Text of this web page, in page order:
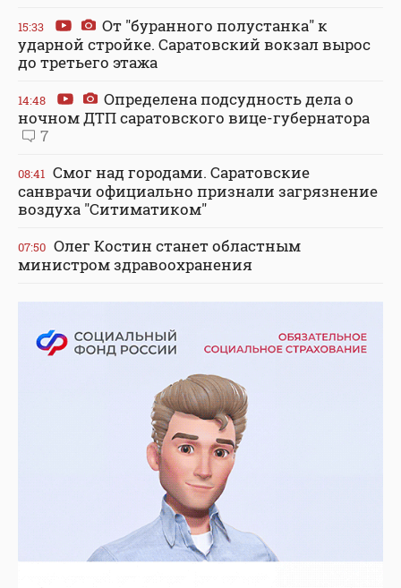
15:33
От "буранного полустанка" к
ударной стройке. Саратовский вокзал вырос
до третьего этажа
14:48
Определена подсудность дела о
ночном ДТП саратовского вице-губернатора
7
08:41 Смог над городами. Саратовские
санврачи официально признали загрязнение
воздуха "Ситиматиком"
07:50 Олег Костин станет областным
министром здравоохранения